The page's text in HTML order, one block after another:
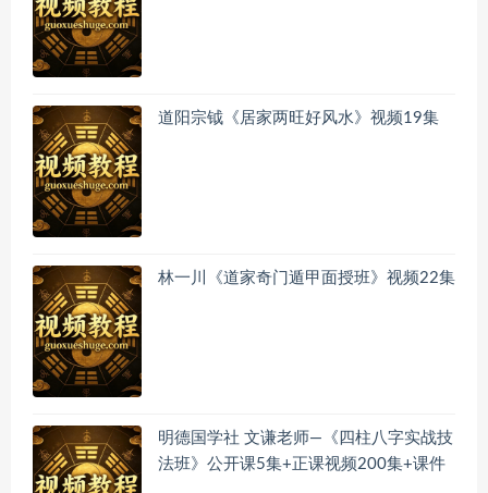
道阳宗钺《居家两旺好风水》视频19集
林一川《道家奇门遁甲面授班》视频22集
明德国学社 文谦老师—《四柱八字实战技
法班》公开课5集+正课视频200集+课件